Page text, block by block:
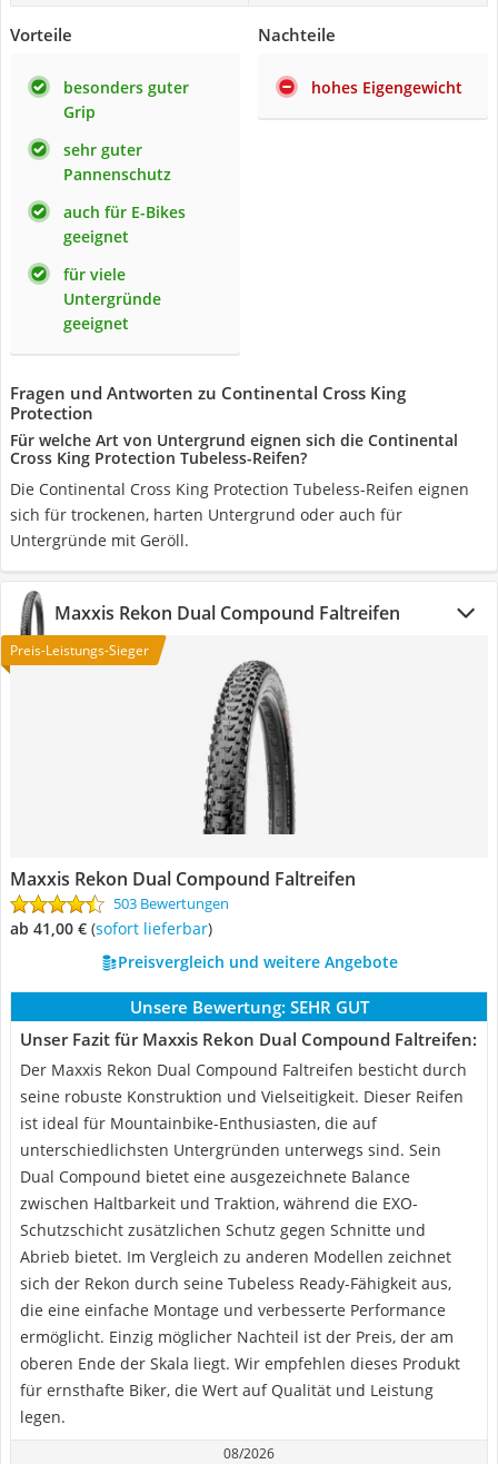
Vorteile
besonders guter
Grip
sehr guter
Pannenschutz
auch für E-Bikes
geeignet
für viele
Untergründe
geeignet
Nachteile
hohes Eigengewicht
Fragen und Antworten zu Continental Cross King
Protection
Für welche Art von Untergrund eignen sich die Continental
Cross King Protection Tubeless-Reifen?
Die Continental Cross King Protection Tubeless-Reifen eignen
sich für trockenen, harten Untergrund oder auch für
Untergründe mit Geröll.
Maxxis Rekon Dual Compound Faltreifen
Preis-Leistungs-Sieger
Maxxis Rekon Dual Compound Faltreifen
503 Bewertungen
ab 41,00 € ( Sofort lieferbar)
Preisvergleich und weitere Angebote
Unsere Bewertung: SEHR GUT
Unser Fazit für Maxxis Rekon Dual Compound Faltreifen:
Der Maxxis Rekon Dual Compound Faltreifen besticht durch
seine robuste Konstruktion und Vielseitigkeit. Dieser Reifen
ist ideal für Mountainbike-Enthusiasten, die auf
unterschiedlichsten Untergründen unterwegs sind. Sein
Dual Compound bietet eine ausgezeichnete Balance
zwischen Haltbarkeit und Traktion, während die EXO-
Schutzschicht zusätzlichen Schutz gegen Schnitte und
Abrieb bietet. Im Vergleich zu anderen Modellen zeichnet
sich der Rekon durch seine Tubeless Ready-Fähigkeit aus,
die eine einfache Montage und verbesserte Performance
ermöglicht. Einzig möglicher Nachteil ist der Preis, der am
oberen Ende der Skala liegt. Wir empfehlen dieses Produkt
für ernsthafte Biker, die Wert auf Qualität und Leistung
legen.
08/2026